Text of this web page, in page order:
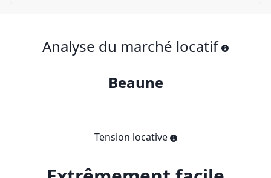
Analyse du marché locatif
Beaune
Tension locative